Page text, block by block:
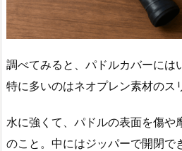
調べてみると、パドルカバーには
特に多いのはネオプレン素材のス
水に強くて、パドルの表面を傷や
のこと。中にはジッパーで開閉で